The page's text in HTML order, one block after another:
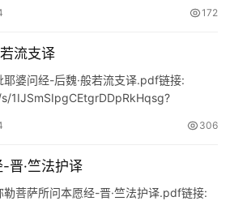
172
流支译
婆问经-后魏·般若流支译.pdf链接:
1IJSmSIpgCEtgrDDpRkHqsg?
306
晋·竺法护译
菩萨所问本愿经-晋·竺法护译.pdf链接: